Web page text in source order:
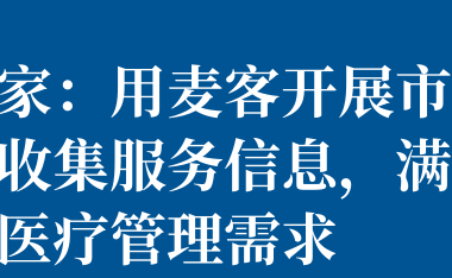
： 用麦客开展市
集服务信息，满
疗管理需求